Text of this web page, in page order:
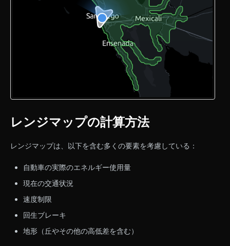
レンジマップの計算方法
レンジマップは、以下を含む多くの要素を考慮している：
自動車の実際のエネルギー使用量
現在の交通状況
速度制限
回生ブレーキ
地形（丘やその他の高低差を含む）